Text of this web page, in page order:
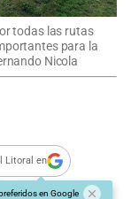
todas las rutas
para la
Nicola
Litoral en
en Google